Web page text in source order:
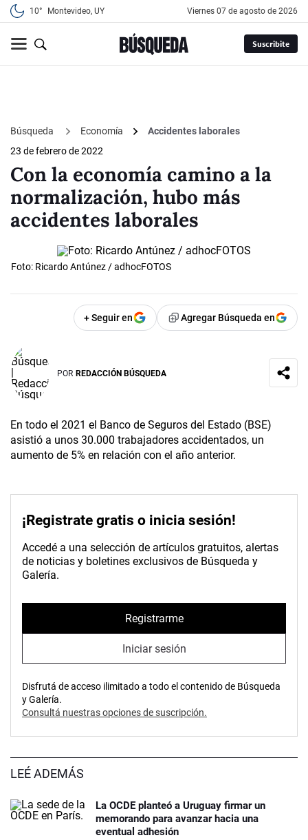
10° Montevideo, UY viernes 07 de agosto de 2026
Suscribite
Búsqueda Economía
Accidentes laborales
23 de febrero de 2022
Con la economía camino a la
normalización, hubo más
accidentes laborales
Foto: Ricardo Antúnez / adhocFOTOS
+ Seguir en Agregar Búsqueda en
POR REDACCIÓN BÚSQUEDA
En todo el 2021 el Banco de Seguros del Estado (BSE)
asistió a unos 30.000 trabajadores accidentados, un
aumento de 5% en relación con el año anterior.
¡Registrate gratis o inicia sesión!
Accedé a una selección de artículos gratuitos, alertas
de noticias y boletines exclusivos de Búsqueda y
Galería.
Registrarme
Iniciar sesión
Disfrutá de acceso ilimitado a todo el contenido de Búsqueda
y Galería.
Consultá nuestras opciones de suscripción.
LEÉ ADEMÁS
La OCDE planteó a Uruguay firmar un
memorando para avanzar hacia una
eventual adhesión